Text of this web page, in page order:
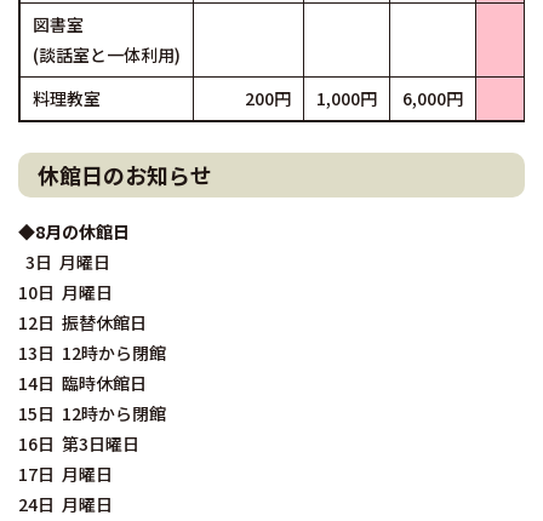
図書室
(談話室と一体利用)
料理教室 200円 1,000円 6,000円
休館日のお知らせ
◆8月の休館日
3日 月曜日
10日 月曜日
12日 振替休館日
13日 12時から閉館
14日 臨時休館日
15日 12時から閉館
16日 第3日曜日
17日 月曜日
24日 月曜日